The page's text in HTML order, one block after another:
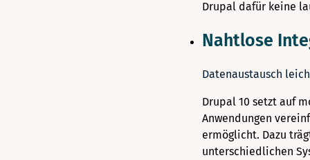
Drupal dafür keine
Nahtlose
Datenaustausch
Drupal 10 setzt auf
Anwendungen
ermöglicht. Dazu
unterschiedlichen